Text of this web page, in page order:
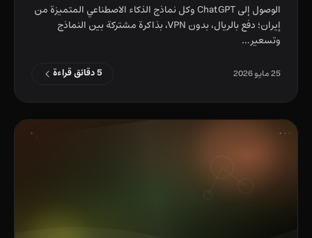
الوصول إلى ChatGPT وكل نماذج الذكاء الاصطناعي المتميزة من
إيران؛ دفع بالريال، بدون VPN، بذاكرة مشتركة بين النماذج
وتسعير…
25 مايو 2026 5 دقائق قراءة